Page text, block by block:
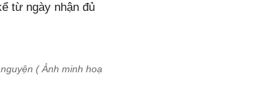
từ ngày nhận đủ
( Ảnh minh hoạ